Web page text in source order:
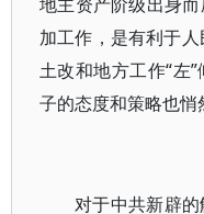
加工作，是有利于
土改和地方工作“左
子的态度和策略也悄
对于中共新辟